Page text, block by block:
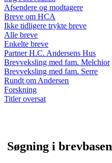
Afsendere og modtagere
Breve om HCA
Ikke tidligere trykte breve
Alle breve
Enkelte breve
Partner H.C. Andersens Hus
Brevveksling med fam. Melchior
Brevveksling med fam. Serre
Rundt om Andersen
Forskning
Titler oversat
Søgning i brevbasen